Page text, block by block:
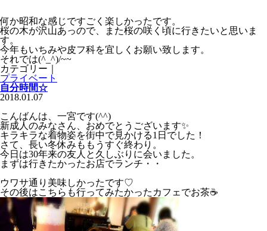
何か昭和な感じですごく楽しかったです。
桜の木が沢山あっので、また桜の咲く頃に行きたいと思いま
す。
今年もいちみや皮フ科を宜しくお願い致します。
それでは(^_^)/~~
カテゴリー｜
プライベート
自分時間☆
2018.01.07
こんばんは、一宮です(^^)
新成人のみなさん、おめでとうございます✨
キラキラな着物姿を街中で見かける1日でした！
さて、長い冬休みももうすぐ終わり。
今日は30年来の友人と久しぶりに会いました。
まずは行きたかったお店でランチ・・
ウワサ通り美味しかったです♡
その後はこちらも行ってみたかったカフェでお茶☕